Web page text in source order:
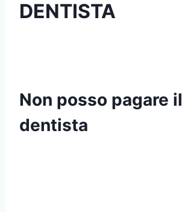
DENTISTA
Non posso pagare il
dentista